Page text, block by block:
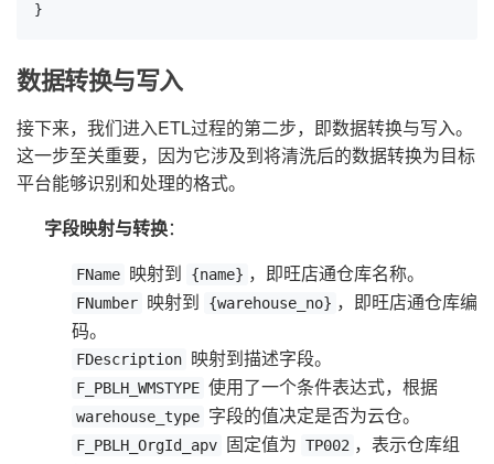
}
数据转换与写入
接下来，我们进入ETL过程的第二步，即数据转换与写入。
这一步至关重要，因为它涉及到将清洗后的数据转换为目标
平台能够识别和处理的格式。
字段映射与转换：
FName 映射到 {name} ，即旺店通仓库名称。
FNumber 映射到 {warehouse_no} ，即旺店通仓库编
码。
FDescription 映射到描述字段。
F_PBLH_WMSTYPE 使用了一个条件表达式，根据
warehouse_type 字段的值决定是否为云仓。
F_PBLH_OrgId_apv 固定值为 TP002 ，表示仓库组